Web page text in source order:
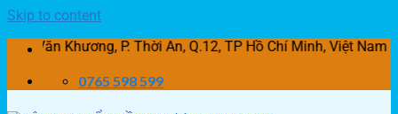
Skip to content
Khương, P. Thời An, Q.12, TP Hồ Chí Minh, Việt Nam
0765 598 599